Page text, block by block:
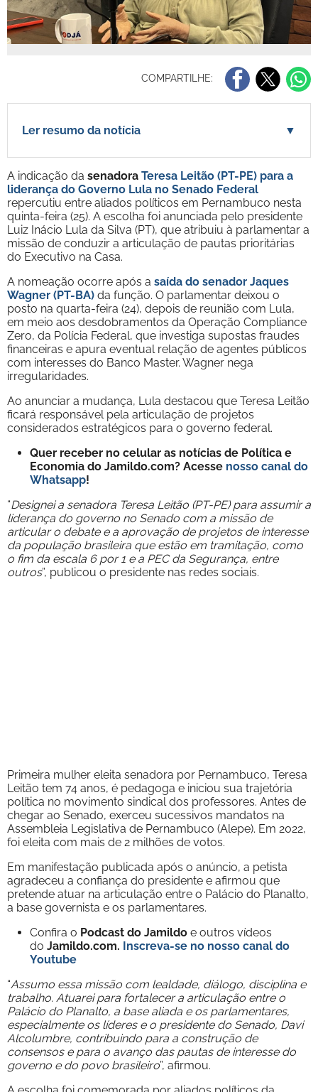
COMPARTILHE:
Ler resumo da notícia ▼
A indicação da senadora Teresa Leitão (PT-PE) para a
liderança do Governo Lula no Senado Federal
repercutiu entre aliados políticos em Pernambuco nesta
quinta-feira (25). A escolha foi anunciada pelo presidente
Luiz Inácio Lula da Silva (PT), que atribuiu à parlamentar a
missão de conduzir a articulação de pautas prioritárias
do Executivo na Casa.
A nomeação ocorre após a saída do senador Jaques
Wagner (PT-BA) da função. O parlamentar deixou o
posto na quarta-feira (24), depois de reunião com Lula,
em meio aos desdobramentos da Operação Compliance
Zero, da Polícia Federal, que investiga supostas fraudes
financeiras e apura eventual relação de agentes públicos
com interesses do Banco Master. Wagner nega
irregularidades.
Ao anunciar a mudança, Lula destacou que Teresa Leitão
ficará responsável pela articulação de projetos
considerados estratégicos para o governo federal.
Quer receber no celular as notícias de Política e
Economia do Jamildo.com? Acesse nosso canal do
Whatsapp!
“Designei a senadora Teresa Leitão (PT-PE) para assumir a
liderança do governo no Senado com a missão de
articular o debate e a aprovação de projetos de interesse
da população brasileira que estão em tramitação, como
o fim da escala 6 por 1 e a PEC da Segurança, entre
outros”, publicou o presidente nas redes sociais.
Primeira mulher eleita senadora por Pernambuco, Teresa
Leitão tem 74 anos, é pedagoga e iniciou sua trajetória
política no movimento sindical dos professores. Antes de
chegar ao Senado, exerceu sucessivos mandatos na
Assembleia Legislativa de Pernambuco (Alepe). Em 2022,
foi eleita com mais de 2 milhões de votos.
Em manifestação publicada após o anúncio, a petista
agradeceu a confiança do presidente e afirmou que
pretende atuar na articulação entre o Palácio do Planalto,
a base governista e os parlamentares.
Confira o Podcast do Jamildo e outros vídeos
do Jamildo.com. Inscreva-se no nosso canal do
Youtube
“Assumo essa missão com lealdade, diálogo, disciplina e
trabalho. Atuarei para fortalecer a articulação entre o
Palácio do Planalto, a base aliada e os parlamentares,
especialmente os líderes e o presidente do Senado, Davi
Alcolumbre, contribuindo para a construção de
consensos e para o avanço das pautas de interesse do
governo e do povo brasileiro”, afirmou.